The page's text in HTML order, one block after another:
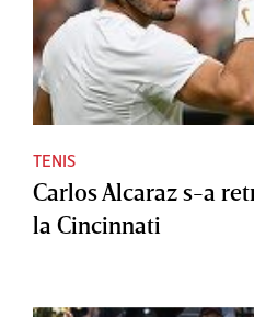
TENIS
Carlos Alcaraz s-a
la Cincinnati